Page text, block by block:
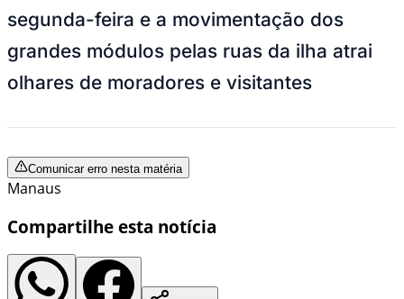
segunda-feira e a movimentação dos
grandes módulos pelas ruas da ilha atrai
olhares de moradores e visitantes
Comunicar erro nesta matéria
Manaus
Compartilhe esta notícia